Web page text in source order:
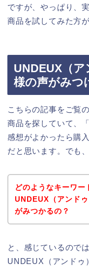
ですが、やっぱり、
商品を試してみた方
UNDEUX（
様の声がみつ
こちらの記事をご覧
商品を探していて、
感想がよかったら購
だと思います。でも、
どのようなキーワー
UNDEUX（アンド
がみつかるの？
と、感じているので
UNDEUX（アンドゥ